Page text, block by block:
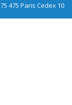
75 475 Paris Cedex 10